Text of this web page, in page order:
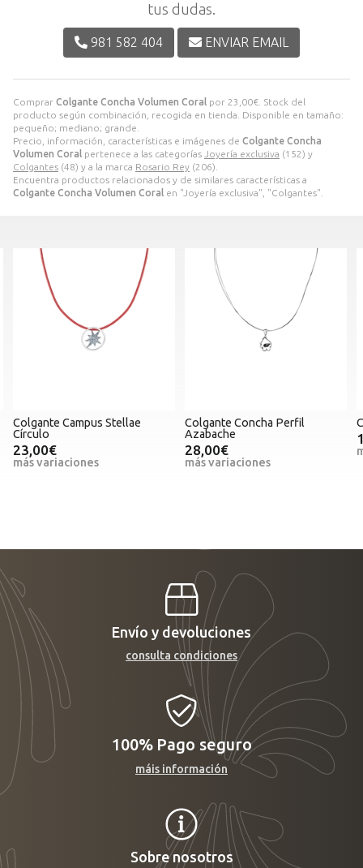
Comprar Colgante Concha Volumen Coral por 23,00€ . Stock del
producto según combinación, recogida en tienda. Disponible en tamaño:
pequeño; mediano; grande.
Precio, información, características e imágenes de Colgante Concha
Volumen Coral pertenece a las categorías Joyería exclusiva (152) y
Colgantes (48) y a la marca Rosario Rey (206).
Encuentra productos relacionados y de similares características a
Colgante Concha Volumen Coral en "Joyería exclusiva", "Colgantes".
tus dudas.
981 582 404 ENVIAR EMAIL
Colgante Campus Stellae
Círculo
23,00€
más variaciones
Colgante Concha Perfil
Azabache
28,00€
más variaciones
Envío y devoluciones
consulta condiciones
100% Pago seguro
máis información
Sobre nosotros